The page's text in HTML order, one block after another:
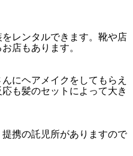
レンタルできます。靴や店
店もあります。
にヘアメイクをしてもらえ
も髪のセットによって大き
携の託児所がありますので